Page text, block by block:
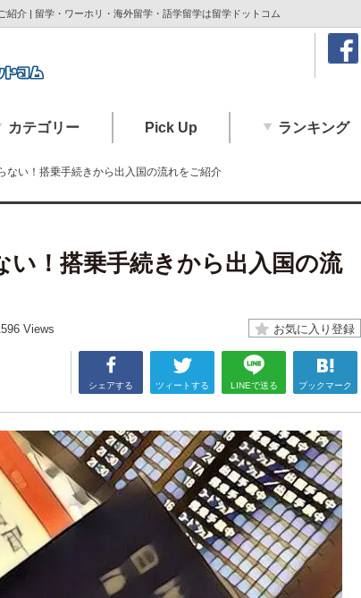
介 | 留学・ワーホリ・海外留学・語学留学は留学ドットコム
カテゴリー Pick Up ランキング
ない！搭乗手続きから出入国の流れをご紹介
い！搭乗手続きから出入国の流
Views
シェアする ツィートする LINEで送る ブックマーク